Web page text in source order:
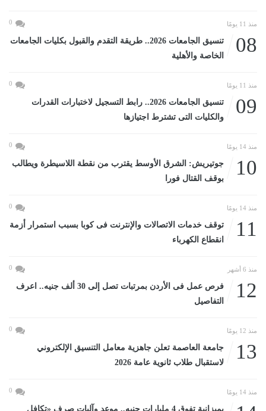
منذ 11 يومًا 0
08
تنسيق الجامعات 2026.. طريقة التقدم والقبول بكليات الجامعات
الخاصة والأهلية
منذ 11 يومًا 0
09
تنسيق الجامعات 2026.. رابط التسجيل لاختبارات القدرات
والكليات التى تشترط اجتيازها
منذ 14 يومًا 0
10
جوتيريش: الشرق الأوسط يقترب من نقطة اللاسيطرة ويطالب
بوقف القتال فورا
منذ 14 يومًا 0
11
توقف خدمات الاتصالات والإنترنت فى كوبا بسبب استمرار أزمة
انقطاع الكهرباء
منذ 6 أشهر 0
12
فرص عمل فى الأردن بمرتبات تصل إلى 30 ألف جنيه.. اعرف
التفاصيل
منذ 12 يومًا 0
13
جامعة العاصمة تعلن جاهزية معامل التنسيق الإلكتروني
لاستقبال طلاب ثانوية عامة 2026
منذ 14 يومًا 0
بميزانية تفوق 4 مليارات جنيه.. موعد وآليات صرف «تكافل